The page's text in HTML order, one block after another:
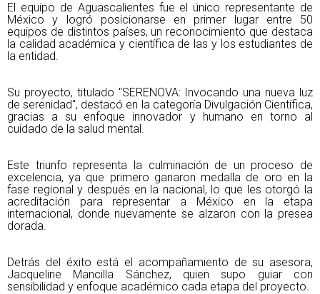
El equipo de Aguascalientes fue el único representante de
México y logró posicionarse en primer lugar entre 50
equipos de distintos países, un reconocimiento que destaca
la calidad académica y científica de las y los estudiantes de
la entidad.
Su proyecto, titulado "SERENOVA: Invocando una nueva luz
de serenidad", destacó en la categoría Divulgación Científica,
gracias a su enfoque innovador y humano en torno al
cuidado de la salud mental.
Este triunfo representa la culminación de un proceso de
excelencia, ya que primero ganaron medalla de oro en la
fase regional y después en la nacional, lo que les otorgó la
acreditación para representar a México en la etapa
internacional, donde nuevamente se alzaron con la presea
dorada.
Detrás del éxito está el acompañamiento de su asesora,
Jacqueline Mancilla Sánchez, quien supo guiar con
sensibilidad y enfoque académico cada etapa del proyecto.